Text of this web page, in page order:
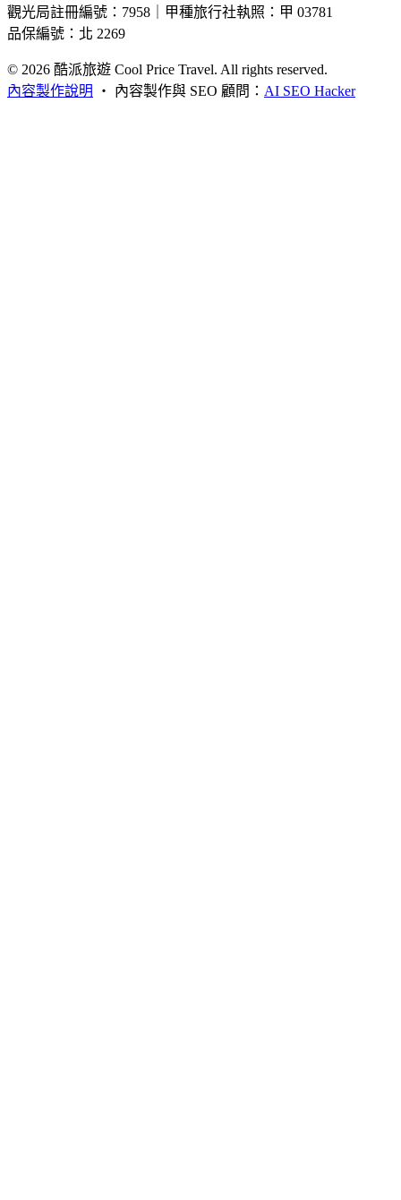
觀光局註冊編號：7958｜甲種旅行社執照：甲 03781
品保編號：北 2269
© 2026 酷派旅遊 Cool Price Travel. All rights reserved.
內容製作說明
・ 內容製作與 SEO 顧問： AI SEO Hacker